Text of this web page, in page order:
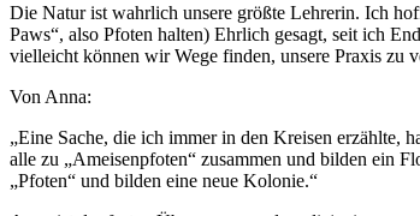
Die Natur ist wahrlich unsere größte Lehrerin. Ich
Paws“, also Pfoten halten) Ehrlich gesagt, seit ich
vielleicht können wir Wege finden, unsere Praxis zu
Von Anna:
„Eine Sache, die ich immer in den Kreisen erzählte,
alle zu „Ameisenpfoten“ zusammen und bilden ein
„Pfoten“ und bilden eine neue Kolonie.“